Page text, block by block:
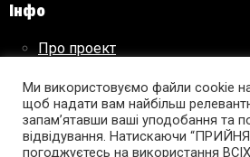
Інфо
Про проект
Правила використання
Ми використовуємо файли cookie
щоб надати вам найбільш
запам’ятавши ваші уподобання та
відвідування. Натискаючи
погоджуєтесь на використання